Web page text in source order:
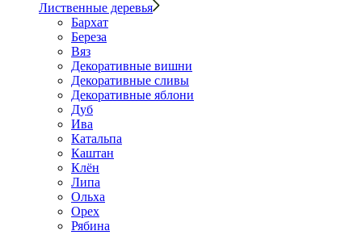
Лиственные деревья
Бархат
Береза
Вяз
Декоративные вишни
Декоративные сливы
Декоративные яблони
Дуб
Ива
Катальпа
Каштан
Клён
Липа
Ольха
Орех
Рябина